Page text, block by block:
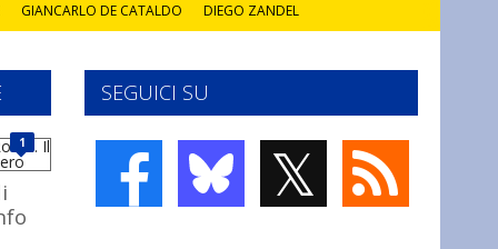
GIANCARLO DE CATALDO DIEGO ZANDEL
SEGUICI SU
𝕏
1